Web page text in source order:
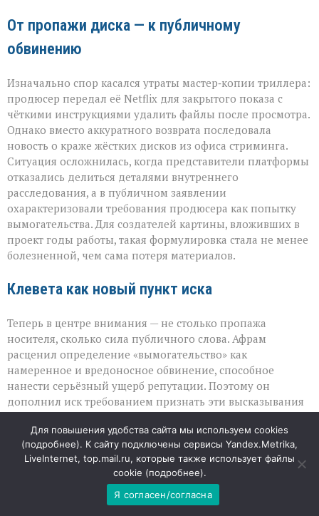
От пропажи диска — к публичному
обвинению
Изначально спор касался утраты мастер‑копии триллера:
продюсер передал её Netflix для закрытого показа с
чёткими инструкциями удалить файлы после просмотра.
Однако вместо аккуратного возврата последовала
новость о краже жёстких дисков из офиса стриминга.
Ситуация осложнилась, когда представители платформы
отказались делиться деталями внутреннего
расследования, а в публичном заявлении
охарактеризовали требования продюсера как попытку
вымогательства. Для создателей картины, вложивших в
проект годы работы, такая формулировка стала не менее
болезненной, чем сама потеря материалов.
Клевета как новый пункт иска
Теперь в центре внимания — не столько пропажа
носителя, сколько сила публичного слова. Афрам
расценил определение «вымогательство» как
намеренное и вредоносное обвинение, способное
нанести серьёзный ущерб репутации. Поэтому он
дополнил иск требованием признать эти высказывания
сумму компенсации: он оставляет этот вопрос на
усмотрение суда, подчёркивая, что важнее восстановить
справедливость и показать, что крупные игроки не могут
безнаказанно ставить под сомнение честность
Для повышения удобства сайта мы используем cookies
(подробнее). К сайту подключены сервисы Yandex.Metrika,
LiveInternet, top.mail.ru, которые также использует файлы
cookie (подробнее).
Я согласен/согласна